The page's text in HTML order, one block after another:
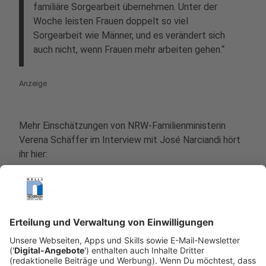
familiäre Sorgearbeit übernehmen. Unter der
Woche leisten Frauen doppelt so viel
Sorgearbeit wie Männer, und es verändert sich
auch nicht, wenn Frauen mehr arbeiten gehen.“
Anzeige
Mehr Einschätzungen von NRW-Familienministerin
Verena Schäffer im Interview mit José Narciandi hört
ihr hier:
Anzeige